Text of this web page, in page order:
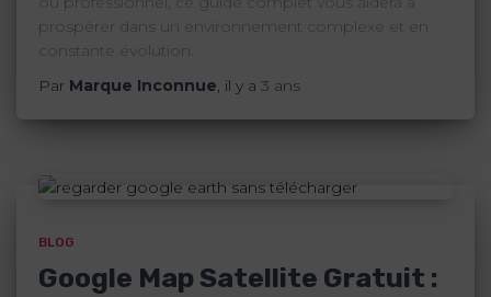
prospérer dans un environnement complexe et en
constante évolution.
Par Marque Inconnue, il y a 3 ans
BLOG
Google Map Satellite Gratuit :